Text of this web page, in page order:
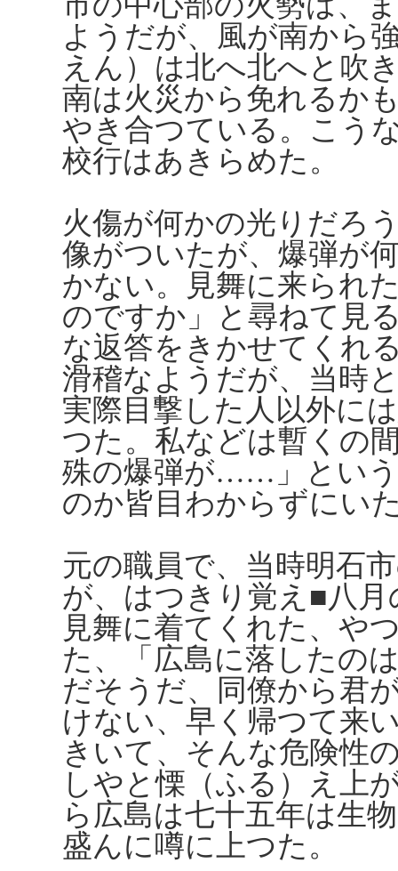
ようだが、風が南から
えん）は北へ北へと吹
南は火災から免れるか
やき合つている。こう
校行はあきらめた。
火傷が何かの光りだろ
像がついたが、爆弾が
かない。見舞に来られ
のですか」と尋ねて見
な返答をきかせてくれ
滑稽なようだが、当時
実際目撃した人以外に
つた。私などは暫くの
殊の爆弾が……」とい
のか皆目わからずにい
元の職員で、当時明石
が、はつきり覚え■八
見舞に着てくれた、や
た、「広島に落したの
だそうだ、同僚から君
けない、早く帰つて来
きいて、そんな危険性
しやと慄（ふる）え上
ら広島は七十五年は生
盛んに噂に上つた。